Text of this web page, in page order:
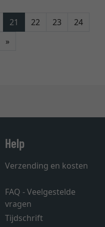
21 22 23
24
»Verder
Help
Verzending en kosten
FAQ - Veelgestelde
vragen
Tijdschrift